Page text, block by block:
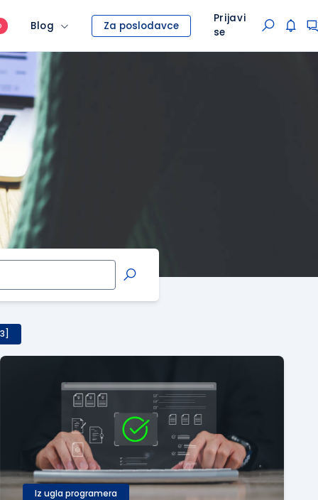
Blog Za poslodavce
Prijavi
se
Iz ugla programera